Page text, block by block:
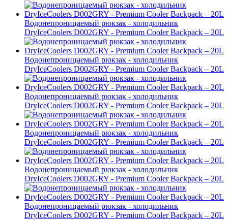
Водонепроницаемый рюкзак - холодильник
DryIceCoolers D002GRY - Premium Cooler Backpack – 20L
Водонепроницаемый рюкзак - холодильник
DryIceCoolers D002GRY - Premium Cooler Backpack – 20L
Водонепроницаемый рюкзак - холодильник
DryIceCoolers D002GRY - Premium Cooler Backpack – 20L
Водонепроницаемый рюкзак - холодильник
DryIceCoolers D002GRY - Premium Cooler Backpack – 20L
Водонепроницаемый рюкзак - холодильник
DryIceCoolers D002GRY - Premium Cooler Backpack – 20L
Водонепроницаемый рюкзак - холодильник
DryIceCoolers D002GRY - Premium Cooler Backpack – 20L